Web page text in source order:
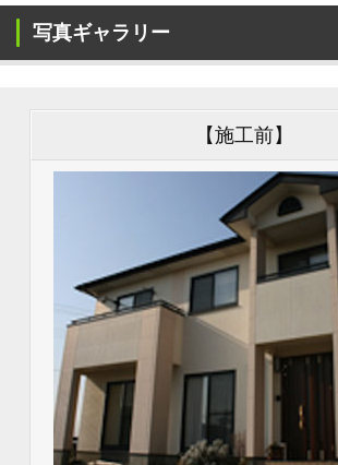
写真ギャラリー
【施工前】